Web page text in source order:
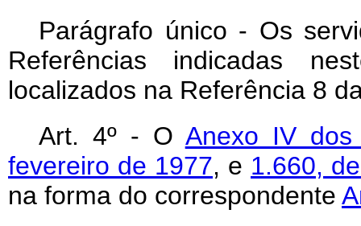
Parágrafo único - Os
Referências indicadas
localizados na Referência 8
Art. 4º - O Anexo IV
fevereiro de 1977, e 1.660,
na forma do correspondente